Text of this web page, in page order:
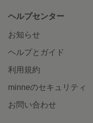
ヘルプセンター
お知らせ
ヘルプとガイド
利用規約
minneのセキュリティ
お問い合わせ